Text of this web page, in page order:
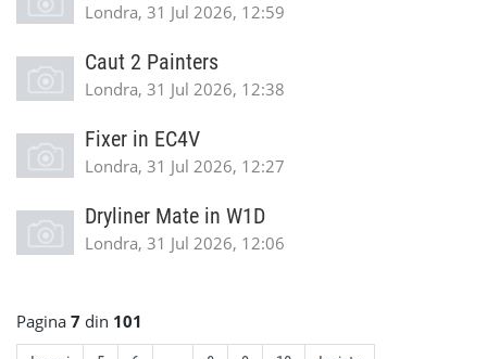
Londra, 31 Jul 2026, 12:59
Caut 2 Painters
Londra, 31 Jul 2026, 12:38
Fixer in EC4V
Londra, 31 Jul 2026, 12:27
Dryliner Mate in W1D
Londra, 31 Jul 2026, 12:06
Pagina 7 din 101